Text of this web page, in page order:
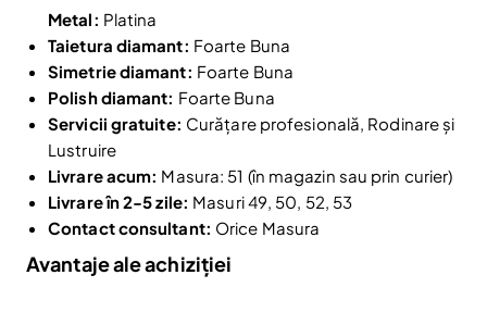
Metal: Platina
Taietura diamant: Foarte Buna
Simetrie diamant: Foarte Buna
Polish diamant: Foarte Buna
Servicii gratuite: Curățare profesională, Rodinare și
Lustruire
Livrare acum: Masura: 51 (în magazin sau prin curier)
Livrare în 2-5 zile: Masuri 49, 50, 52, 53
Contact consultant: Orice Masura
Avantaje ale achiziției